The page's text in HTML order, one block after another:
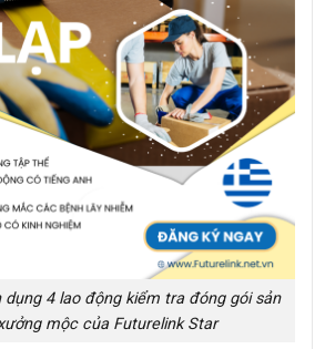
4 lao động kiểm tra đóng gói sản
mộc của Futurelink Star